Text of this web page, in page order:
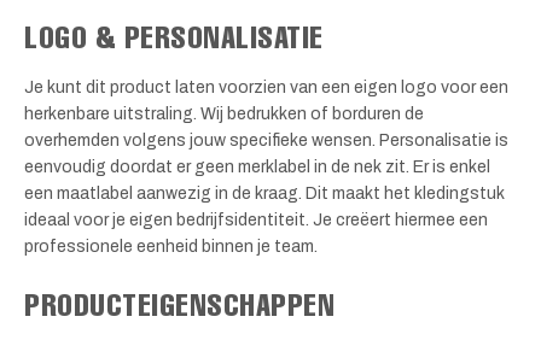
LOGO & PERSONALISATIE
Je kunt dit product laten voorzien van een eigen logo voor een
herkenbare uitstraling. Wij bedrukken of borduren de
overhemden volgens jouw specifieke wensen. Personalisatie is
eenvoudig doordat er geen merklabel in de nek zit. Er is enkel
een maatlabel aanwezig in de kraag. Dit maakt het kledingstuk
ideaal voor je eigen bedrijfsidentiteit. Je creëert hiermee een
professionele eenheid binnen je team.
PRODUCTEIGENSCHAPPEN